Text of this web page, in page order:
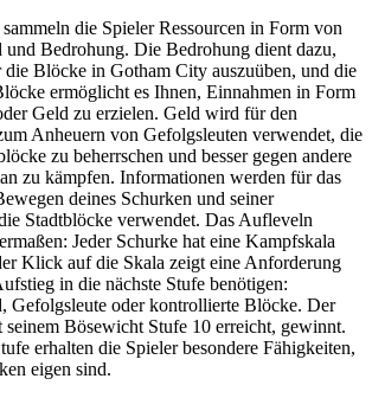
die Spieler Ressourcen in Form von
Bedrohung. Die Bedrohung dient dazu,
die Blöcke in Gotham City auszuüben, und die
ermöglicht es Ihnen, Einnahmen in Form
Geld zu erzielen. Geld wird für den
Anheuern von Gefolgsleuten verwendet, die
zu beherrschen und besser gegen andere
zu kämpfen. Informationen werden für das
deines Schurken und seiner
Stadtblöcke verwendet. Das Aufleveln
Jeder Schurke hat eine Kampfskala
Klick auf die Skala zeigt eine Anforderung
in die nächste Stufe benötigen:
Gefolgsleute oder kontrollierte Blöcke. Der
seinem Bösewicht Stufe 10 erreicht, gewinnt.
erhalten die Spieler besondere Fähigkeiten,
eigen sind.